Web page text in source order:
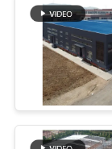
ΒΊΝΤΕΟ
VR